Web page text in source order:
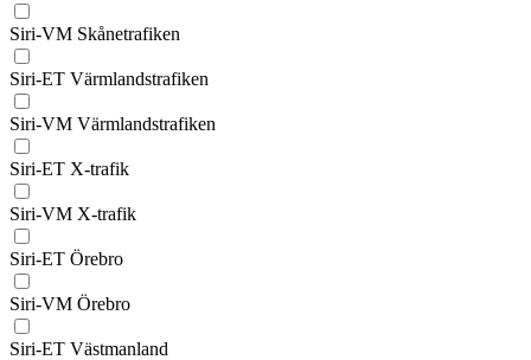
Siri-VM Skånetrafiken
Siri-ET Värmlandstrafiken
Siri-VM Värmlandstrafiken
Siri-ET X-trafik
Siri-VM X-trafik
Siri-ET Örebro
Siri-VM Örebro
Siri-ET Västmanland